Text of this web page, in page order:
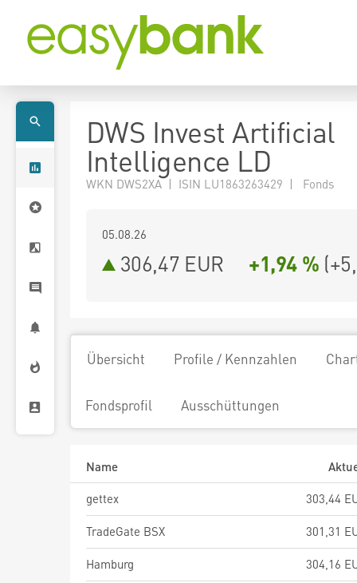
DWS Invest Artificial
Intelligence LD
WKN DWS2XA | ISIN LU1863263429 | Fonds
05.08.26
306,47 EUR +1,94 % (
Übersicht Profile / Kennzahlen
Fondsprofil Ausschüttungen
Name
gettex
303,44
TradeGate BSX 301,31
Hamburg 304,16